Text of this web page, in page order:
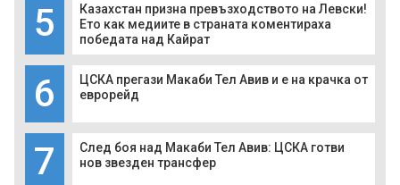
5
Казахстан призна превъзходството на Левски!
Ето как медиите в страната коментираха
победата над Кайрат
6
ЦСКА прегази Макаби Тел Авив и е на крачка от
еврорейд
7
След боя над Макаби Тел Авив: ЦСКА готви
нов звезден трансфер